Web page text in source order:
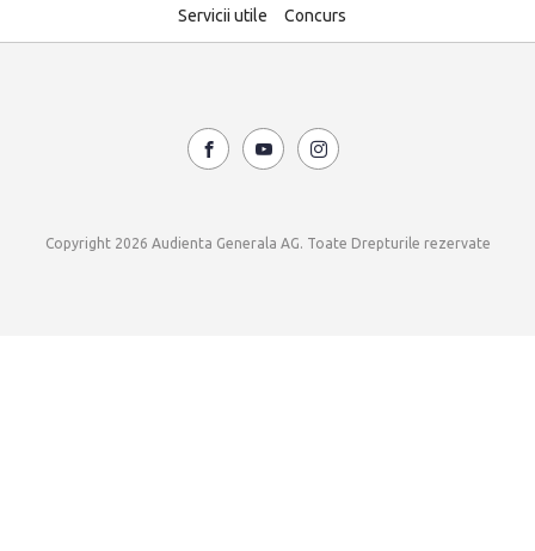
Servicii utile
Concurs
Copyright 2026 Audienta Generala AG. Toate Drepturile rezervate